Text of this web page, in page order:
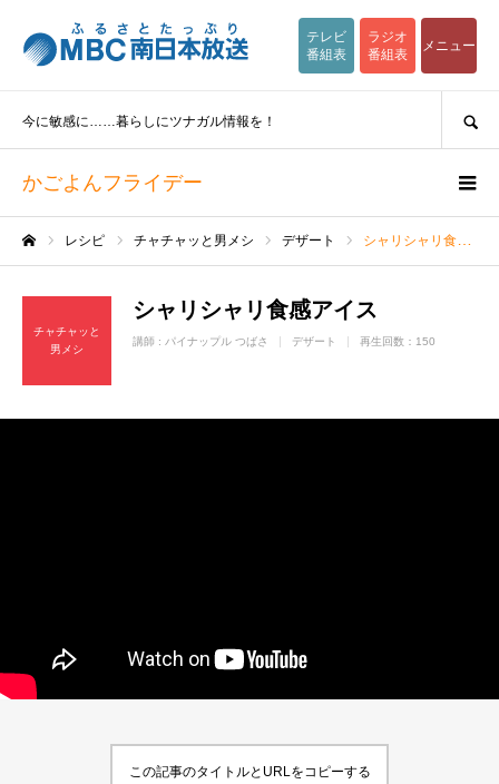
テレビ
番組表
ラジオ
番組表
メニュー
かごよんフライデー
今に敏感に……暮らしにツナガル情報を！
レシピ チャチャッと男メシ デザート シャリシャリ食感アイス
チャチャッと
男メシ
シャリシャリ食感アイス
講師 : パイナップル つばさ デザート 再生回数：150
この記事のタイトルとURLをコピーする